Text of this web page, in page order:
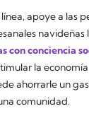
apoye a las
navideñas
con conciencia
la
ahorrarle un
comunidad.